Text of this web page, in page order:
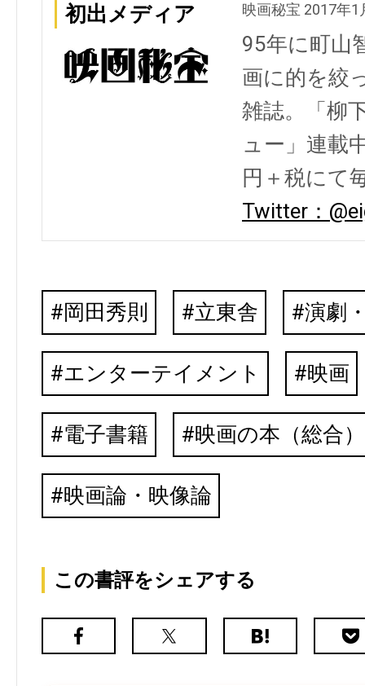
初出メディア 映画秘宝 2017年1
95年に町山
画に的を絞
雑誌。「柳
ュー」連載
円＋税にて
Twitter：
岡田秀則 立東舎 演劇
エンターテイメント 映画
電子書籍 映画の本（総合）
映画論・映像論
この書評をシェアする
Facebook
X（旧
は